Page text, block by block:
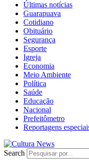
Últimas notícias
Guarapuava
Cotidiano
Obituário
Segurança
Esporte
Igreja
Economia
Meio Ambiente
Política
Saúde
Educação
Nacional
Prefeitômetro
Reportagens
Search